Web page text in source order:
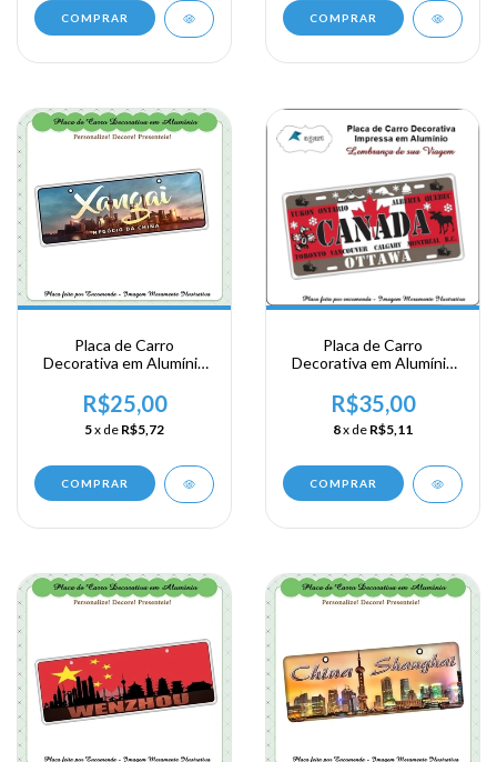
COMPRAR COMPRAR
Placa de Carro
Decorativa em Alumínio
Viagem a Asia Oriental -
China - Xangai
R$25,00
5x de R$5,72
COMPRAR
Placa de Carro
Decorativa em Alumínio
ao Canadá
R$35,00
8x de R$5,11
COMPRAR